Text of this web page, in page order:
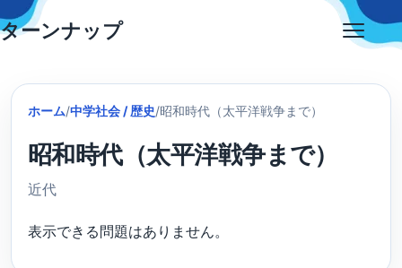
Skip
to
ターンナップ
ホーム/中学社会 / 歴史/昭和時代（太平洋戦争まで）
昭和時代（太平洋戦争まで）
近代
表示できる問題はありません。